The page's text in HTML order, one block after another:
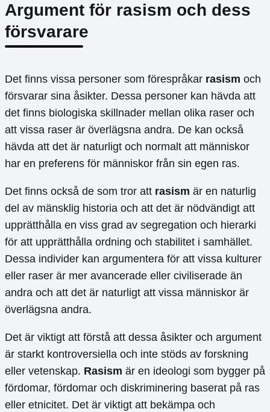
Argument för rasism och dess
försvarare
Det finns vissa personer som förespråkar rasism och
försvarar sina åsikter. Dessa personer kan hävda att
det finns biologiska skillnader mellan olika raser och
att vissa raser är överlägsna andra. De kan också
hävda att det är naturligt och normalt att människor
har en preferens för människor från sin egen ras.
Det finns också de som tror att rasism är en naturlig
del av mänsklig historia och att det är nödvändigt att
upprätthålla en viss grad av segregation och hierarki
för att upprätthålla ordning och stabilitet i samhället.
Dessa individer kan argumentera för att vissa kulturer
eller raser är mer avancerade eller civiliserade än
andra och att det är naturligt att vissa människor är
överlägsna andra.
Det är viktigt att förstå att dessa åsikter och argument
är starkt kontroversiella och inte stöds av forskning
eller vetenskap. Rasism är en ideologi som bygger på
fördomar, fördomar och diskriminering baserat på ras
eller etnicitet. Det är viktigt att bekämpa och